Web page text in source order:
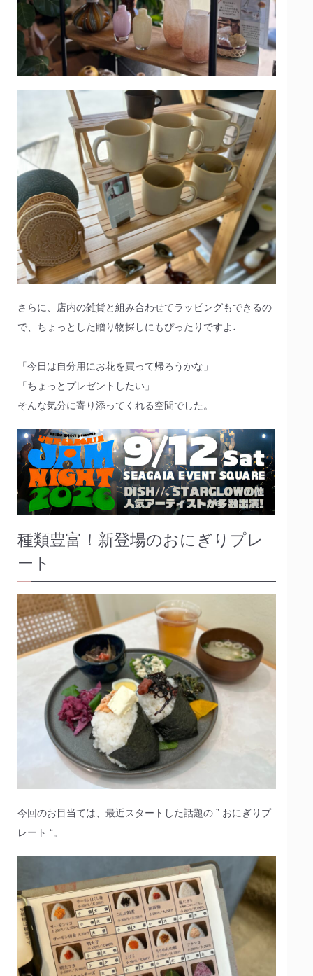
さらに、店内の雑貨と組み合わせてラッピングもできるの
で、ちょっとした贈り物探しにもぴったりですよ♩
「今日は自分用にお花を買って帰ろうかな」
「ちょっとプレゼントしたい」
そんな気分に寄り添ってくれる空間でした。
種類豊富！新登場のおにぎりプレ
ート
今回のお目当ては、最近スタートした話題の ” おにぎりプ
レート “。